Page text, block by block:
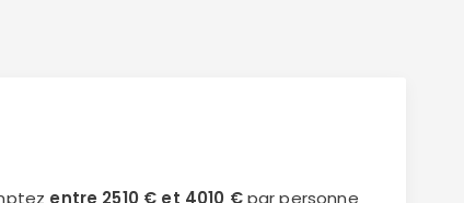
entre 2510 € et 4010 €par personne